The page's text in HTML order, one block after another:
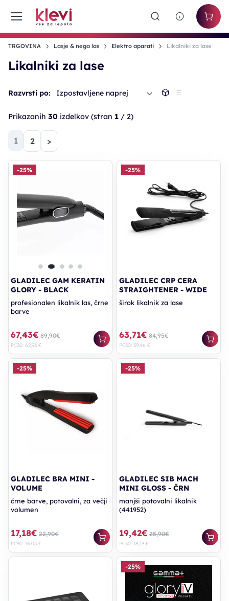
TRGOVINA Lasje & nega las Elektro aparati Likalniki za lase
Likalniki za lase
Prikazanih 30 izdelkov (stran 1 / 2)
Razvrsti po: Izpostavljene naprej
1 (trenutna)
2 >
-25%
GLADILEC GAM KERATIN
GLORY - BLACK
profesionalen likalnik las, črne
barve
67,43€ 89,90€
PC30: 62,93 €
-25%
GLADILEC CRP CERA
STRAIGHTENER - WIDE
širok likalnik za lase
63,71€ 84,95€
PC30: 59,46 €
-25%
GLADILEC BRA MINI -
VOLUME
črne barve, potovalni, za večji
volumen
17,18€ 22,90€
PC30: 16,03 €
-25%
GLADILEC SIB MACH
MINI GLOSS - ČRN
manjši potovalni likalnik
(441952)
19,42€ 25,90€
PC30: 18,13 €
-25%